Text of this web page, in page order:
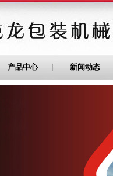
产品中心 新闻动态